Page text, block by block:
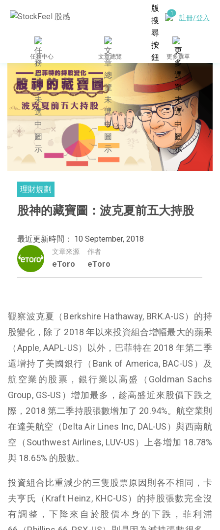
註冊/登入
任務中心 文章總覽 更多選單
理財規劃
股神的藏寶圖：波克夏前五大持股
最近更新時間： 10 September, 2018
文章來源
eToro
作者
eToro
觀察波克夏（Berkshire Hathaway, BRK.A-US）的持
股變化，除了 2018 年以來投資組合增幅最大的蘋果
（Apple, AAPL-US）以外，巴菲特在 2018 年第二季
還增持了美國銀行（Bank of America, BAC-US）及
航空業的股票，銀行業以高盛（Goldman Sachs
Group, GS-US）增加最多，趁高盛近來股價下跌之
際，2018 第二季持股張數增加了 20.94%。航空業則
在達美航空（Delta Air Lines Inc, DAL-US）與西南航
空（Southwest Airlines, LUV-US）上各增加 18.78%
與 18.65% 的股數。
投資組合比重減少的三隻股票原因則各不相同，卡
夫亨氏（Kraft Heinz, KHC-US）的持股張數完全沒
有調整，下降來自於股價本身的下跌，菲利浦